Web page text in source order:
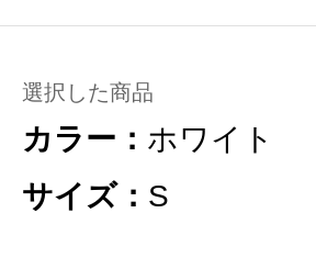
選択した商品
カラー： ホワイト
サイズ： S